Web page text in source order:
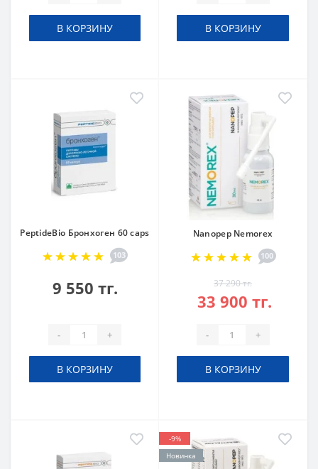
В КОРЗИНУ В КОРЗИНУ
PeptideBio Бронхоген 60 caps
103
9 550 тг.
- +
В КОРЗИНУ
Nanopep Nemorex
100
37 290 тг.
33 900 тг.
- +
В КОРЗИНУ
-9%
Новинка